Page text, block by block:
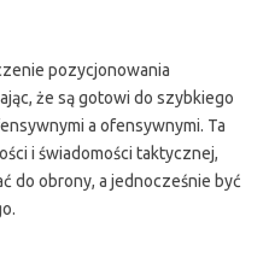
pozycjonowania
że są gotowi do szybkiego
a ofensywnymi. Ta
i świadomości taktycznej,
do obrony, a jednocześnie być